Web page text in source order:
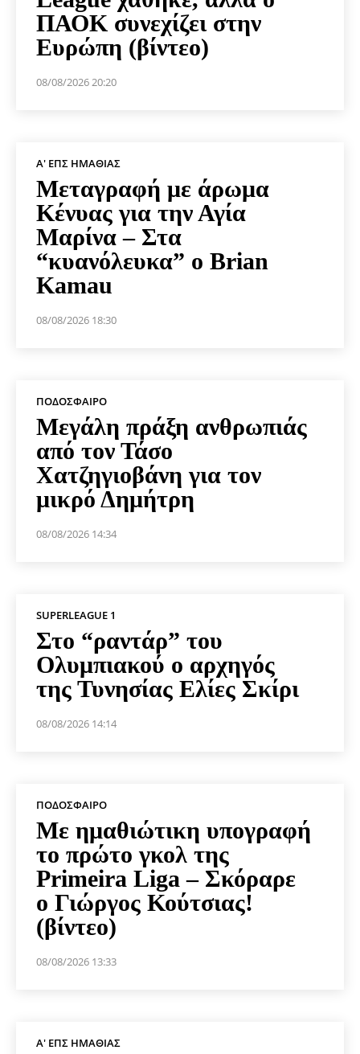
ΠΑΟΚ συνεχίζει στην
Ευρώπη (βίντεο)
08/08/2026 20:20
Α' ΕΠΣ ΗΜΑΘΊΑΣ
Μεταγραφή με άρωμα
Κένυας για την Αγία
Μαρίνα – Στα
“κυανόλευκα” ο Brian
Kamau
08/08/2026 18:30
ΠΟΔΌΣΦΑΙΡΟ
Μεγάλη πράξη ανθρωπιάς
από τον Τάσο
Χατζηγιοβάνη για τον
μικρό Δημήτρη
08/08/2026 14:34
SUPERLEAGUE 1
Στο “ραντάρ” του
Ολυμπιακού ο αρχηγός
της Τυνησίας Ελίες Σκίρι
08/08/2026 14:14
ΠΟΔΌΣΦΑΙΡΟ
Με ημαθιώτικη υπογραφή
το πρώτο γκολ της
Primeira Liga – Σκόραρε
ο Γιώργος Κούτσιας!
(βίντεο)
08/08/2026 13:33
Α' ΕΠΣ ΗΜΑΘΊΑΣ